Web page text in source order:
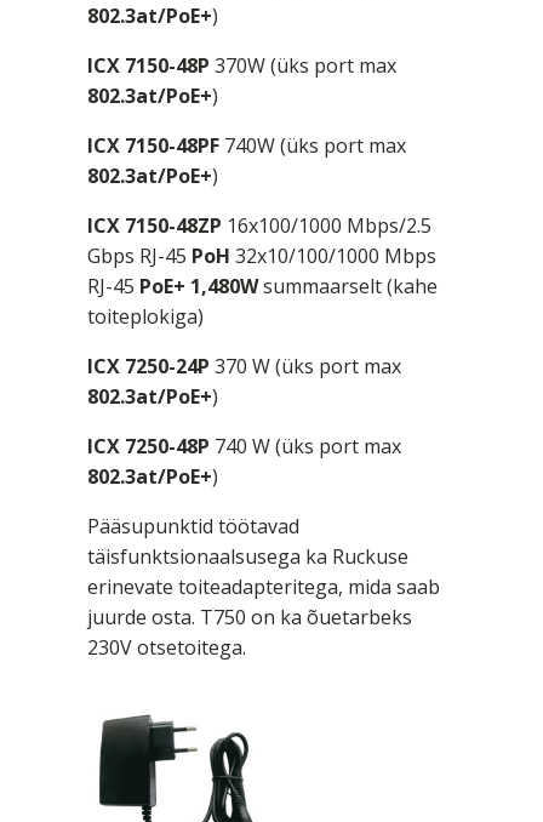
802.3at/PoE+)
ICX 7150-48P 370W (üks port max
802.3at/PoE+)
ICX 7150-48PF 740W (üks port max
802.3at/PoE+)
ICX 7150-48ZP 16x100/1000 Mbps/2.5
Gbps RJ-45 PoH 32x10/100/1000 Mbps
RJ-45 PoE+ 1,480Wsummaarselt (kahe
toiteplokiga)
ICX 7250-24P370 W (üks port max
802.3at/PoE+)
ICX 7250-48P 740 W (üks port max
802.3at/PoE+)
Pääsupunktid töötavad
täisfunktsionaalsusega ka Ruckuse
erinevate toiteadapteritega, mida saab
juurde osta. T750 on ka õuetarbeks
230V otsetoitega.